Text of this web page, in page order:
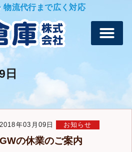
物流代行まで広く対応
日
2018年03月09日 お知らせ
GWの休業のご案内